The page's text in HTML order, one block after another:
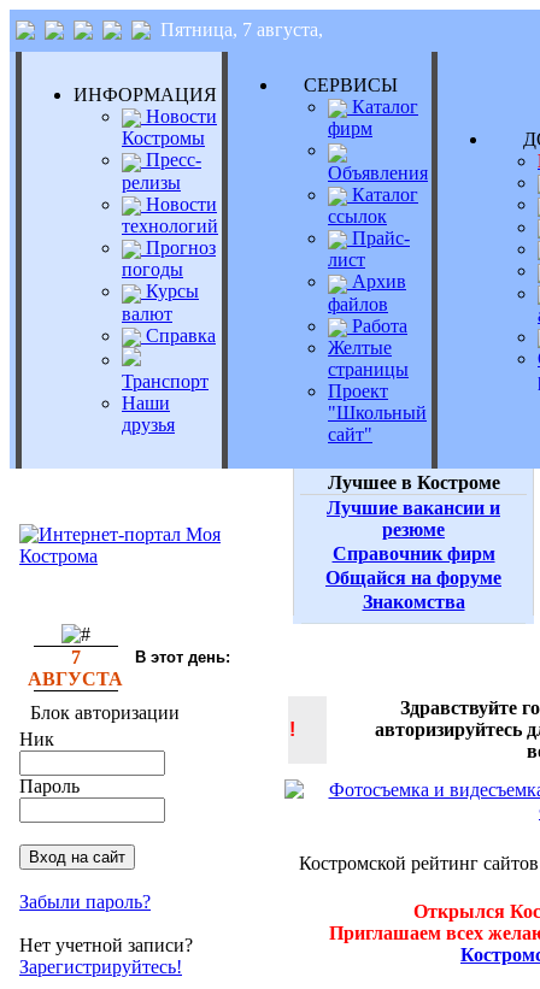
Пятница, 7 августа,
ИНФОРМАЦИЯ
Новости
Костромы
Пресс-
релизы
Новости
технологий
Прогноз
погоды
Курсы
валют
Справка
Транспорт
Наши
друзья
СЕРВИСЫ
Каталог
фирм
Объявления
Каталог
ссылок
Прайс-
лист
Архив
файлов
Работа
Желтые
страницы
Проект
"Школьный
сайт"
Лучшее в Костроме
Лучшие вакансии и
резюме
Справочник фирм
Общайся на форуме
Знакомства
7
АВГУСТА
В этот день:
Блок авторизации
Ник
Пароль
Забыли пароль?
Нет учетной записи?
Зарегистрируйтесь!
!
Здравствуйте
авторизируйтесь
Костромской рейтинг сайтов
Открылся
Приглашаем всех